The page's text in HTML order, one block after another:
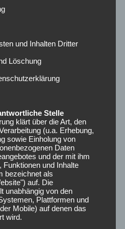
BEITRÄGE
und Inhalten Dritter
Löschung
Stelle
klärt über die Art, den
(u.a. Erhebung,
sowie Einholung von
Daten
und der mit ihm
Funktionen und Inhalte
bezeichnet als
auf. Die
unabhängig von den
Plattformen und
Mobile) auf denen das
wird.